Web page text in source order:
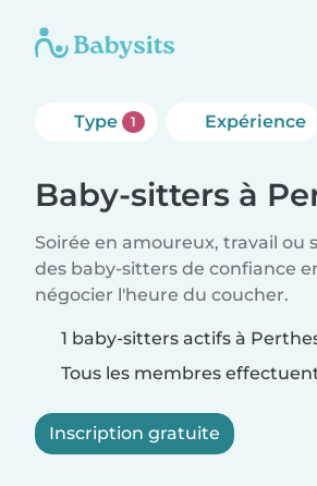
Type 1 Expérience
Baby-sitters à
Soirée en amoureux, travail
des baby-sitters de confiance
négocier l'heure du coucher.
1 baby-sitters actifs à
Tous les membres
Inscription gratuite